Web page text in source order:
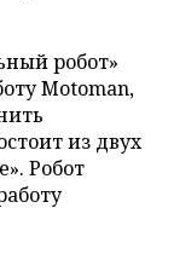
робот»
Motoman,
из двух
Робот